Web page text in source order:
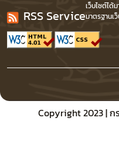
RSS Service
เว็บไซต์ได้
มาตรฐานเ
Copyright 2023 | ก